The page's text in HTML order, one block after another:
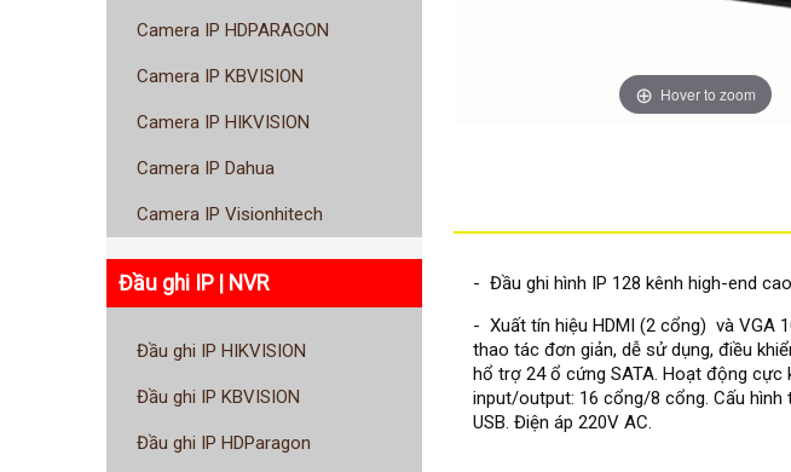
Camera IP HDPARAGON
Camera IP KBVISION
Camera IP HIKVISION
Camera IP Dahua
Camera IP Visionhitech
Đầu ghi IP | NVR
Đầu ghi IP HIKVISION
Đầu ghi IP KBVISION
Đầu ghi IP HDParagon
Hover to zoom
- Đầu ghi hình IP 128 kênh high-end
- Xuất tín hiệu HDMI (2 cổng) và VGA
thao tác đơn giản, dễ sử dụng, điều
hổ trợ 24 ổ cứng SATA. Hoạt động cực
input/output: 16 cổng/8 cổng. Cấu hình
USB. Điện áp 220V AC.